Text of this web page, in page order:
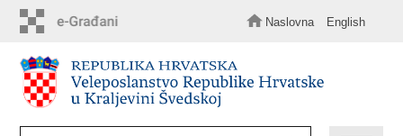
sadržaj
Naslovna English